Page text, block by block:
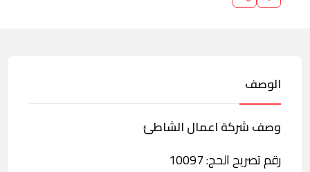
الوصف
وصف شركة اعمال الشاطئ
رقم تصريح الحج: 10097